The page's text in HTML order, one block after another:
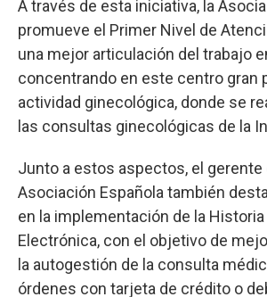
A través de esta iniciativa, la
promueve el Primer Nivel de
una mejor articulación del trabajo
concentrando en este centro gran
actividad ginecológica, donde se
las consultas ginecológicas de la
Junto a estos aspectos, el gerente
Asociación Española también
en la implementación de la Historia
Electrónica, con el objetivo de
la autogestión de la consulta
órdenes con tarjeta de crédito o